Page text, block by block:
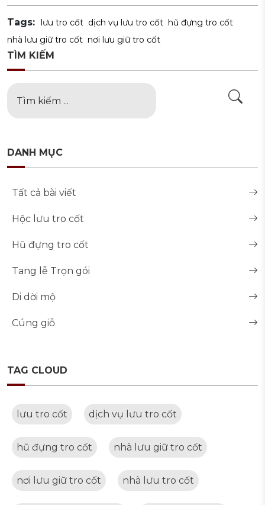
Tags: lưu tro cốt dịch vụ lưu tro cốt hũ đựng tro cốt
nhà lưu giữ tro cốt nơi lưu giữ tro cốt
TÌM KIẾM
DANH MỤC
Tất cả bài viết
Hộc lưu tro cốt
Hũ đựng tro cốt
Tang lễ Trọn gói
Di dời mộ
Cúng giỗ
TAG CLOUD
lưu tro cốt dịch vụ lưu tro cốt
hũ đựng tro cốt nhà lưu giữ tro cốt
nơi lưu giữ tro cốt nhà lưu tro cốt